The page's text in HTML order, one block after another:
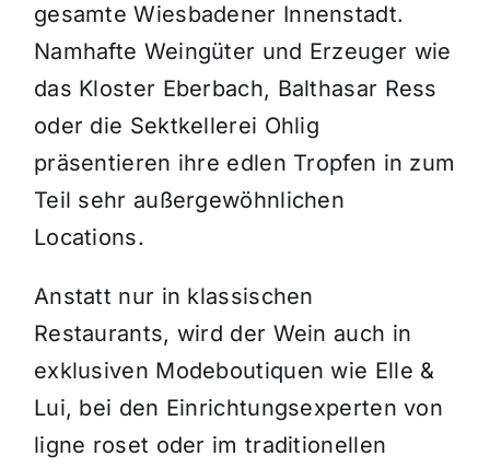
gesamte Wiesbadener Innenstadt.
Namhafte Weingüter und Erzeuger wie
das Kloster Eberbach, Balthasar Ress
oder die Sektkellerei Ohlig
präsentieren ihre edlen Tropfen in zum
Teil sehr außergewöhnlichen
Locations.
Anstatt nur in klassischen
Restaurants, wird der Wein auch in
exklusiven Modeboutiquen wie Elle &
Lui, bei den Einrichtungsexperten von
ligne roset oder im traditionellen